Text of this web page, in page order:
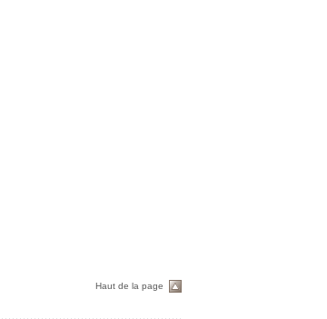
Haut de la page